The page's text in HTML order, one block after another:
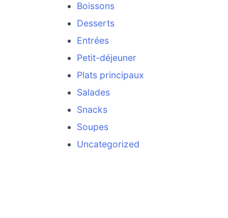
Boissons
Desserts
Entrées
Petit-déjeuner
Plats principaux
Salades
Snacks
Soupes
Uncategorized